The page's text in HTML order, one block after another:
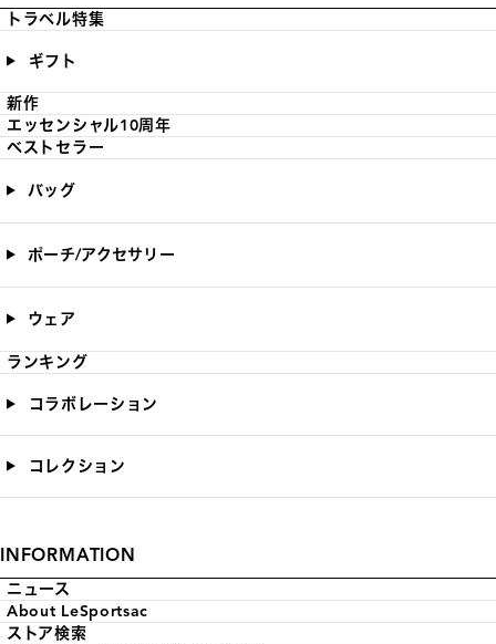
トラベル特集
ギフト
新作
エッセンシャル10周年
ベストセラー
バッグ
ポーチ/アクセサリー
ウェア
ランキング
コラボレーション
コレクション
INFORMATION
ニュース
About LeSportsac
ストア検索